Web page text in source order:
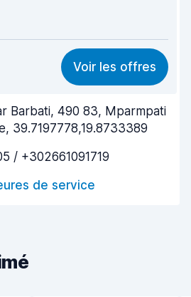
8,3
8,2
8,3
Voir les offres
Barbati, 490 83, Mparmpati
39.7197778,19.8733389
/ +302661091719
de service